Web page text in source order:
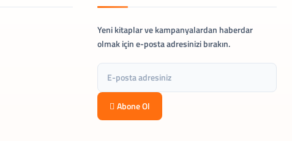
Yeni kitaplar ve kampanyalardan haberdar
olmak için e-posta adresinizi bırakın.
Abone Ol